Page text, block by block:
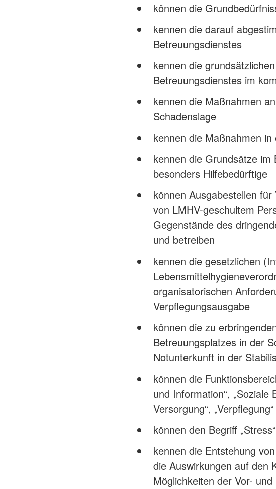
können die
kennen die darauf
Betreuungsdienstes
kennen die
Betreuungsdienstes im
kennen die Maßnahmen
Schadenslage
kennen die Maßnahmen
kennen die Grundsätze
besonders Hilfebedürftige
können Ausgabestellen
von LMHV-geschultem
Gegenstände des
und betreiben
kennen die gesetzlichen
organisatorischen
Verpflegungsausgabe
können die zu
Betreuungsplatzes in der
Notunterkunft in der
können die
und Information“, „Soziale
Versorgung“,
können den Begriff
kennen die Entstehung
die Auswirkungen auf den
Möglichkeiten der Vor-